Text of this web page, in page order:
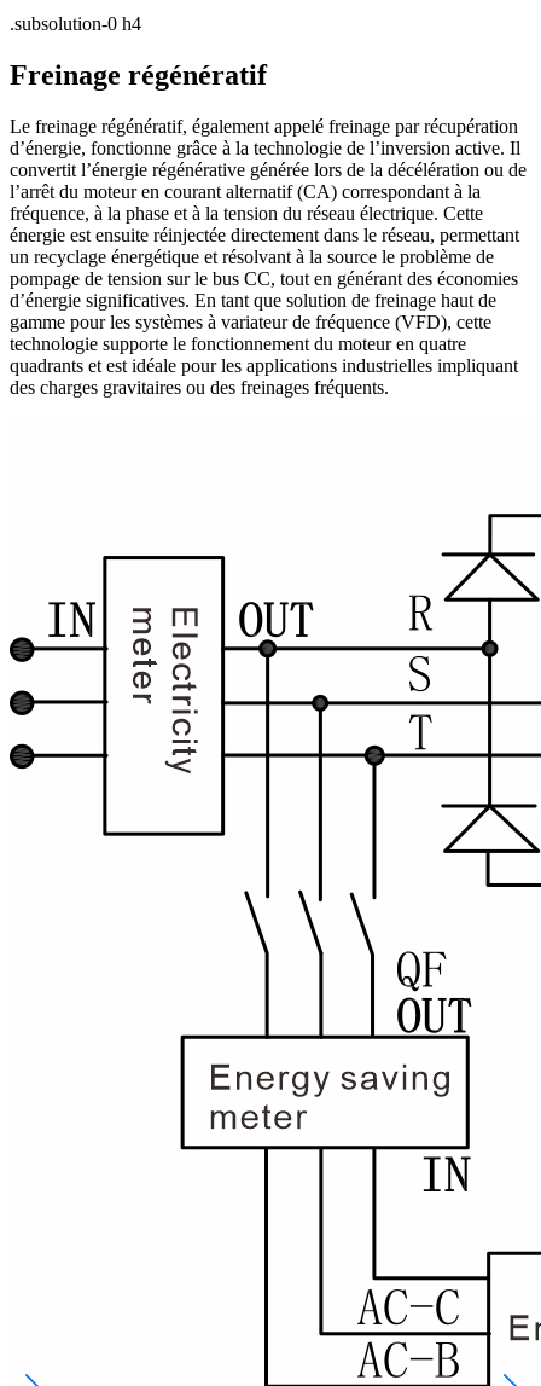
.subsolution-0 h4
Freinage régénératif
Le freinage régénératif, également appelé freinage par récupération
d’énergie, fonctionne grâce à la technologie de l’inversion active. Il
convertit l’énergie régénérative générée lors de la décélération ou de
l’arrêt du moteur en courant alternatif (CA) correspondant à la
fréquence, à la phase et à la tension du réseau électrique. Cette
énergie est ensuite réinjectée directement dans le réseau, permettant
un recyclage énergétique et résolvant à la source le problème de
pompage de tension sur le bus CC, tout en générant des économies
d’énergie significatives. En tant que solution de freinage haut de
gamme pour les systèmes à variateur de fréquence (VFD), cette
technologie supporte le fonctionnement du moteur en quatre
quadrants et est idéale pour les applications industrielles impliquant
des charges gravitaires ou des freinages fréquents.